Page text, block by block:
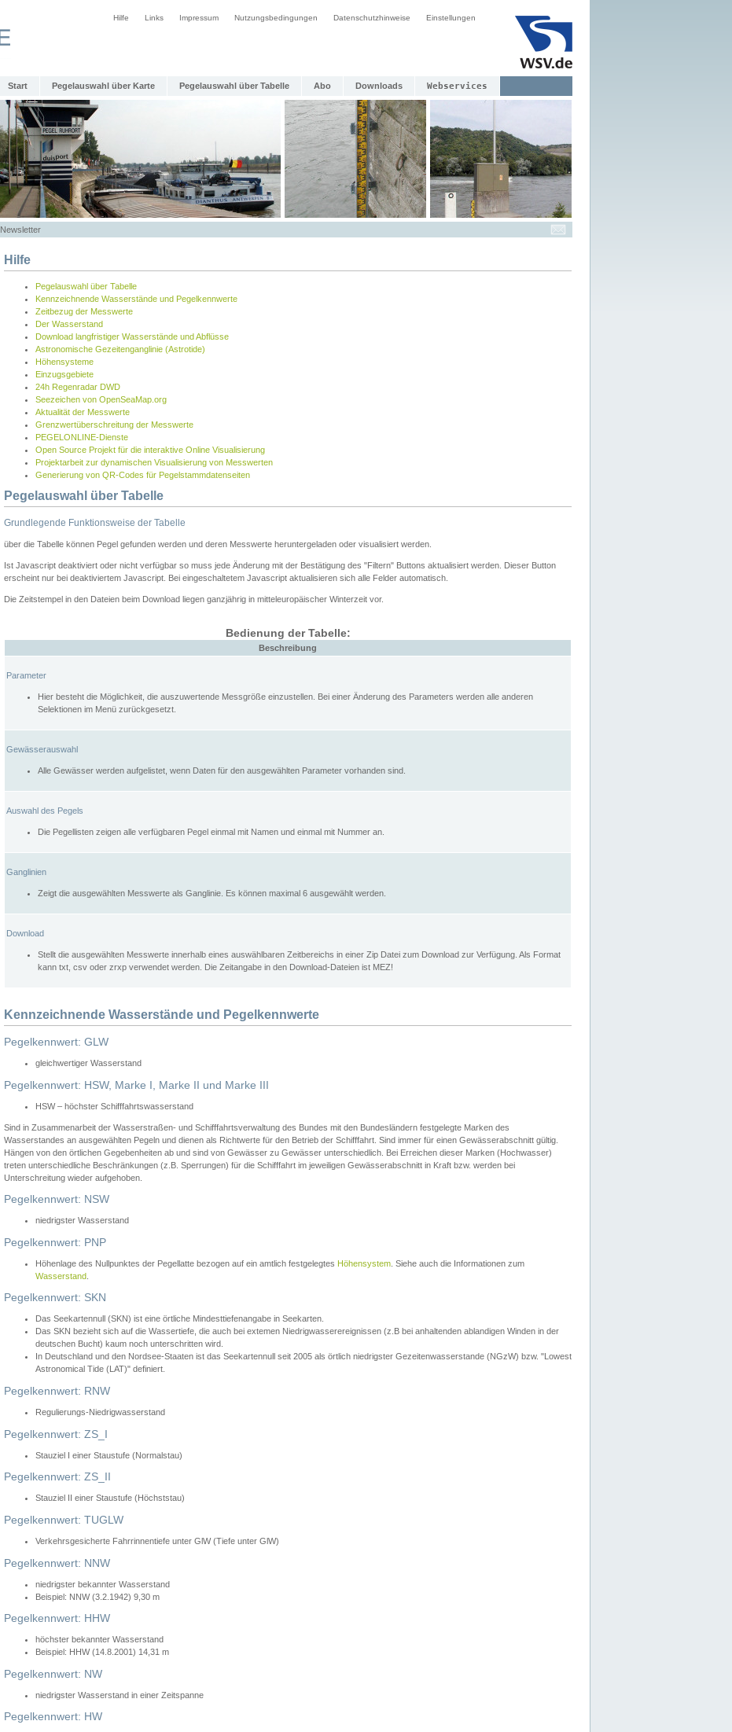
Hilfe Links Impressum Nutzungsbedingungen Datenschutzhinweise Einstellungen
Start Pegelauswahl über Karte Pegelauswahl über Tabelle Abo Downloads Webservices
Newsletter
Hilfe
Pegelauswahl über Tabelle
Kennzeichnende Wasserstände und Pegelkennwerte
Zeitbezug der Messwerte
Der Wasserstand
Download langfristiger Wasserstände und Abflüsse
Astronomische Gezeitenganglinie (Astrotide)
Höhensysteme
Einzugsgebiete
24h Regenradar DWD
Seezeichen von OpenSeaMap.org
Aktualität der Messwerte
Grenzwertüberschreitung der Messwerte
PEGELONLINE-Dienste
Open Source Projekt für die interaktive Online Visualisierung
Projektarbeit zur dynamischen Visualisierung von Messwerten
Generierung von QR-Codes für Pegelstammdatenseiten
Pegelauswahl über Tabelle
Grundlegende Funktionsweise der Tabelle
über die Tabelle können Pegel gefunden werden und deren Messwerte heruntergeladen oder visualisiert werden.
Ist Javascript deaktiviert oder nicht verfügbar so muss jede Änderung mit der Bestätigung des "Filtern" Buttons aktualisiert werden. Dieser Button
erscheint nur bei deaktiviertem Javascript. Bei eingeschaltetem Javascript aktualisieren sich alle Felder automatisch.
Die Zeitstempel in den Dateien beim Download liegen ganzjährig in mitteleuropäischer Winterzeit vor.
Bedienung der Tabelle:
Beschreibung
Parameter
Hier besteht die Möglichkeit, die auszuwertende Messgröße einzustellen. Bei einer Änderung des Parameters werden alle anderen
Selektionen im Menü zurückgesetzt.
Gewässerauswahl
Alle Gewässer werden aufgelistet, wenn Daten für den ausgewählten Parameter vorhanden sind.
Auswahl des Pegels
Die Pegellisten zeigen alle verfügbaren Pegel einmal mit Namen und einmal mit Nummer an.
Ganglinien
Zeigt die ausgewählten Messwerte als Ganglinie. Es können maximal 6 ausgewählt werden.
Download
Stellt die ausgewählten Messwerte innerhalb eines auswählbaren Zeitbereichs in einer Zip Datei zum Download zur Verfügung. Als Format
kann txt, csv oder zrxp verwendet werden. Die Zeitangabe in den Download-Dateien ist MEZ!
Kennzeichnende Wasserstände und Pegelkennwerte
Pegelkennwert: GLW
gleichwertiger Wasserstand
Pegelkennwert: HSW, Marke I, Marke II und Marke III
HSW – höchster Schifffahrtswasserstand
Sind in Zusammenarbeit der Wasserstraßen- und Schifffahrtsverwaltung des Bundes mit den Bundesländern festgelegte Marken des
Wasserstandes an ausgewählten Pegeln und dienen als Richtwerte für den Betrieb der Schifffahrt. Sind immer für einen Gewässerabschnitt gültig.
Hängen von den örtlichen Gegebenheiten ab und sind von Gewässer zu Gewässer unterschiedlich. Bei Erreichen dieser Marken (Hochwasser)
treten unterschiedliche Beschränkungen (z.B. Sperrungen) für die Schifffahrt im jeweiligen Gewässerabschnitt in Kraft bzw. werden bei
Unterschreitung wieder aufgehoben.
Pegelkennwert: NSW
niedrigster Wasserstand
Pegelkennwert: PNP
Höhenlage des Nullpunktes der Pegellatte bezogen auf ein amtlich festgelegtes Höhensystem . Siehe auch die Informationen zum
Wasserstand
Pegelkennwert: SKN
Das Seekartennull (SKN) ist eine örtliche Mindesttiefenangabe in Seekarten.
Das SKN bezieht sich auf die Wassertiefe, die auch bei extemen Niedrigwasserereignissen (z.B bei anhaltenden ablandigen Winden in der
deutschen Bucht) kaum noch unterschritten wird.
In Deutschland und den Nordsee-Staaten ist das Seekartennull seit 2005 als örtlich niedrigster Gezeitenwasserstande (NGzW) bzw. "Lowest
Astronomical Tide (LAT)" definiert.
Pegelkennwert: RNW
Regulierungs-Niedrigwasserstand
Pegelkennwert: ZS_I
Stauziel I einer Staustufe (Normalstau)
Pegelkennwert: ZS_II
Stauziel II einer Staustufe (Höchststau)
Pegelkennwert: TUGLW
Verkehrsgesicherte Fahrrinnentiefe unter GlW (Tiefe unter GlW)
Pegelkennwert: NNW
niedrigster bekannter Wasserstand
Beispiel: NNW (3.2.1942) 9,30 m
Pegelkennwert: HHW
höchster bekannter Wasserstand
Beispiel: HHW (14.8.2001) 14,31 m
Pegelkennwert: NW
niedrigster Wasserstand in einer Zeitspanne
Pegelkennwert: HW